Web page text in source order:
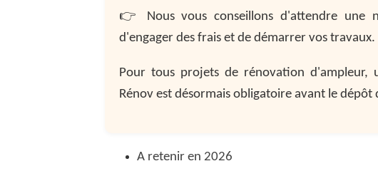
👉 Nous vous conseillons d'attendre une
d'engager des frais et de démarrer vos travaux.
Pour tous projets de rénovation d'ampleur,
Rénov est désormais obligatoire avant le dépôt
A retenir en 2026